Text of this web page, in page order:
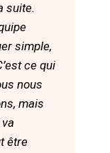
suite.
simple,
ce qui
nous
mais
être